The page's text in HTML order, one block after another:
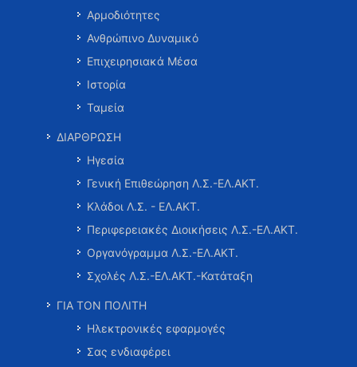
Αρμοδιότητες
Ανθρώπινο Δυναμικό
Επιχειρησιακά Μέσα
Ιστορία
Ταμεία
ΔΙΑΡΘΡΩΣΗ
Ηγεσία
Γενική Επιθεώρηση Λ.Σ.-ΕΛ.ΑΚΤ.
Κλάδοι Λ.Σ. - ΕΛ.ΑΚΤ.
Περιφερειακές Διοικήσεις Λ.Σ.-ΕΛ.ΑΚΤ.
Οργανόγραμμα Λ.Σ.-ΕΛ.ΑΚΤ.
Σχολές Λ.Σ.-ΕΛ.ΑΚΤ.-Κατάταξη
ΓΙΑ ΤΟΝ ΠΟΛΙΤΗ
Ηλεκτρονικές εφαρμογές
Σας ενδιαφέρει